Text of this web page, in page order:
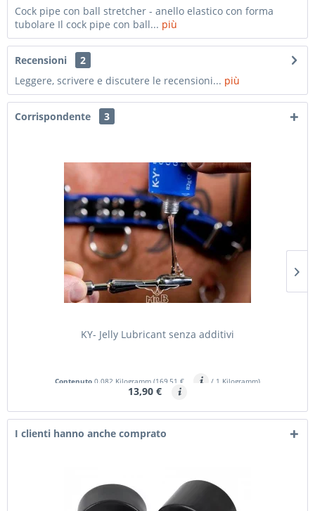
Cock pipe con ball stretcher - anello elastico con forma
tubolare Il cock pipe con ball... più
Recensioni
2
Leggere, scrivere e discutere le recensioni... più
Corrispondente 3
KY- Jelly Lubricant senza additivi
Contenuto 0.082 Kilogramm (169,51 € / 1 Kilogramm)
13,90 €
I clienti hanno anche comprato